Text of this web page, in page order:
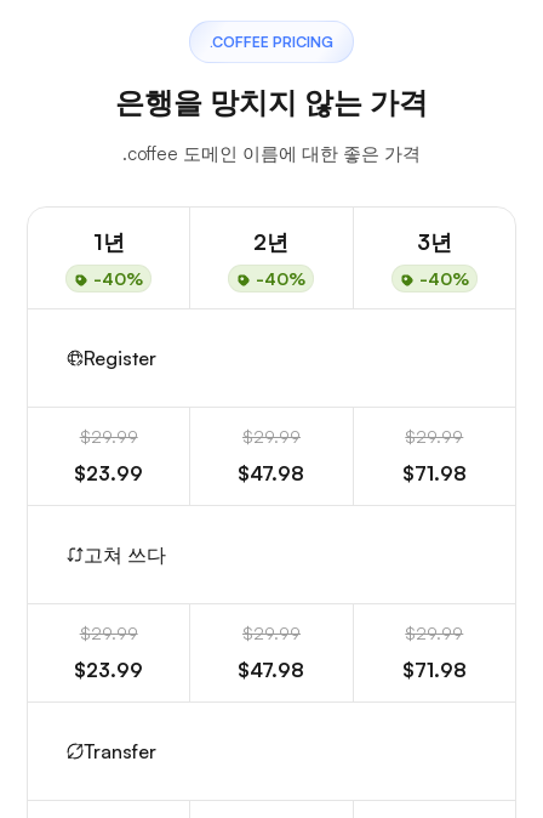
.COFFEE PRICING
은행을 망치지 않는 가격
.coffee 도메인 이름에 대한 좋은 가격
1년
-40%
2년
-40%
3년
-40%
Register
$29.99
$23.99
$29.99
$47.98
$29.99
$71.98
고쳐 쓰다
$29.99
$23.99
$29.99
$47.98
$29.99
$71.98
Transfer